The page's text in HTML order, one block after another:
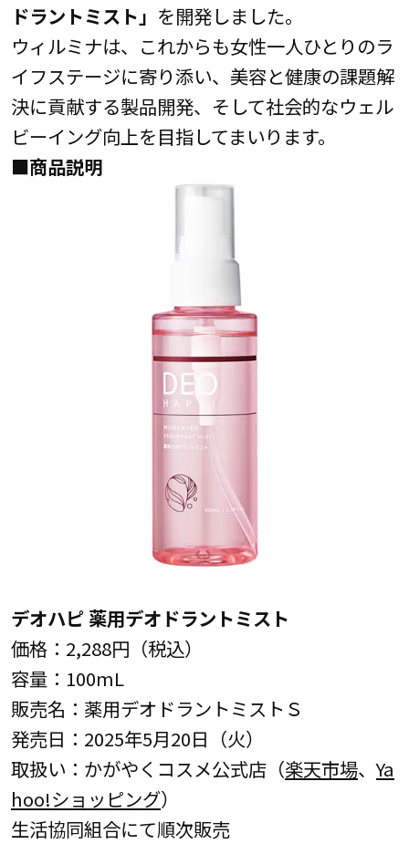
ドラントミスト」 を開発しました。
ウィルミナは、これからも女性一人ひとりのラ
イフステージに寄り添い、美容と健康の課題解
決に貢献する製品開発、そして社会的なウェル
ビーイング向上を目指してまいります。
■商品説明
デオハピ 薬用デオドラントミスト
価格：2,288円（税込）
容量：100mL
販売名：薬用デオドラントミストＳ
発売日：2025年5月20日（火）
取扱い：かがやくコスメ公式店（楽天市場、Ya
hoo!ショッピング）
生活協同組合にて順次販売